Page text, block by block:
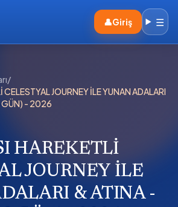
👤Giriş ☰
/
JOURNEY İLE YUNAN ADALARI
GÜN) - 2026
HAREKETLİ
JOURNEY İLE
& ATINA -